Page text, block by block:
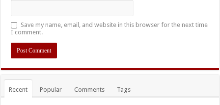
Save my name, email, and website in this browser for the next time
I comment.
Recent Popular Comments Tags